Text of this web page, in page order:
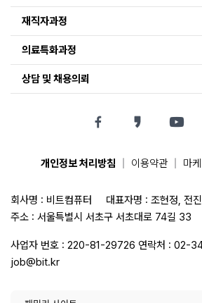
재직자과정
의료특화과정
상담 및 채용의뢰
개인정보 처리방침 이용약관 마
회사명 : 비트컴퓨터
대표자명 : 조현정, 전
주소 : 서울특별시 서초구 서초대로 74길 33
사업자 번호 : 220-81-29726 연락처 : 02-
job@bit.kr